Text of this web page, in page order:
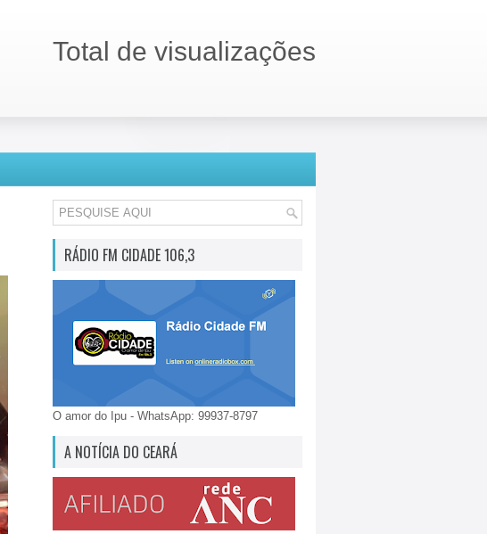
Total de visualizações
RÁDIO FM CIDADE 106,3
O amor do Ipu - WhatsApp: 99937-8797
A NOTÍCIA DO CEARÁ